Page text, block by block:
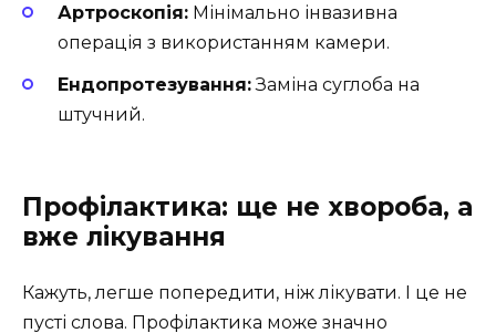
Артроскопія: Мінімально інвазивна
операція з використанням камери.
Ендопротезування:Заміна суглоба на
штучний.
Профілактика: ще не хвороба, а
вже лікування
Кажуть, легше попередити, ніж лікувати. І це не
пусті слова. Профілактика може значно